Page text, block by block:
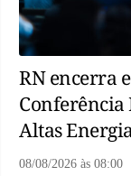
RN encerra
Conferência
Altas
08/08/2026 às 08:00